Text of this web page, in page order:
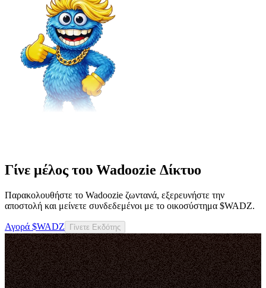
Γίνε μέλος του Wadoozie Δίκτυο
Παρακολουθήστε το Wadoozie ζωντανά, εξερευνήστε την
αποστολή και μείνετε συνδεδεμένοι με το οικοσύστημα $WADZ.
Αγορά $WADZ Γίνετε Εκδότης